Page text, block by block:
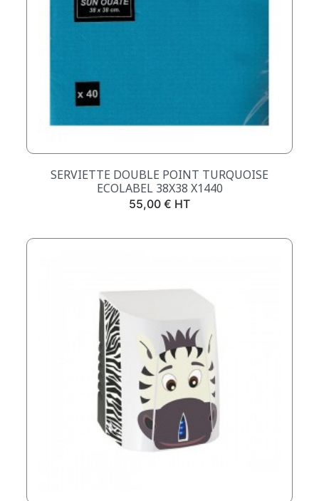
SERVIETTE DOUBLE POINT TURQUOISE
ECOLABEL 38X38 X1440
Prix
55,00 € HT